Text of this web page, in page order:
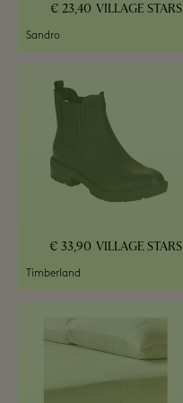
VILLAGE STARS
23,40 €
Sandro
VILLAGE STARS
33,90 €
Timberland